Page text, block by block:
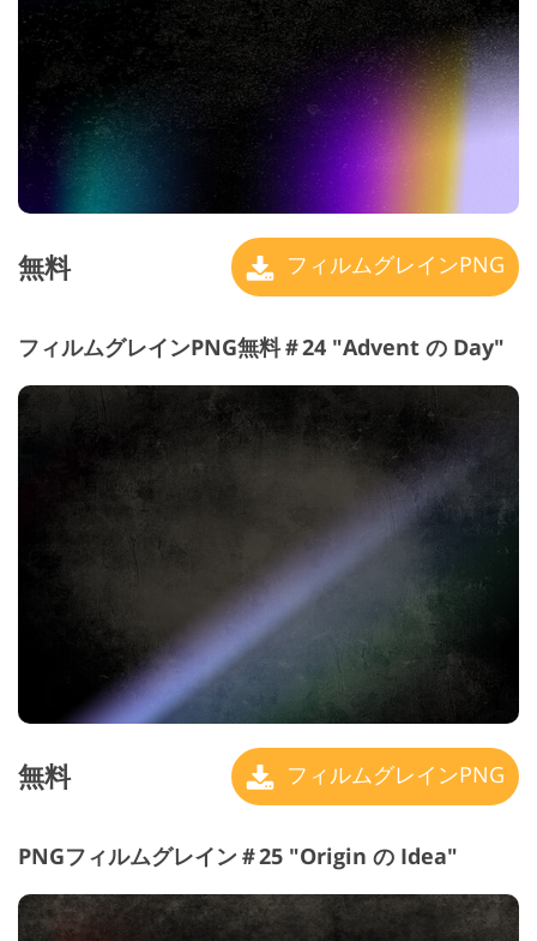
無料 フィルムグレインPNG
フィルムグレインPNG無料＃24 "Advent の Day"
無料 フィルムグレインPNG
PNGフィルムグレイン＃25 "Origin の Idea"